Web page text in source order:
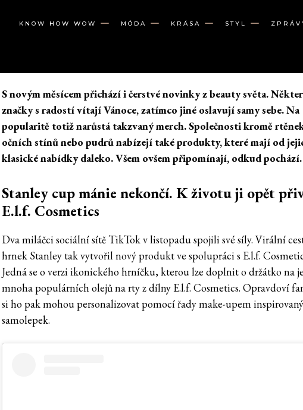
KNOW HOW WOW MÓDA KRÁSA STYL
S novým měsícem přichází i čerstvé novinky z beauty světa.
značky s radostí vítají Vánoce, zatímco jiné oslavují samy sebe. Na
popularitě totiž narůstá takzvaný merch. Společnosti kromě
očních stínů nebo pudrů nabízejí také produkty, které mají od
klasické nabídky daleko. Všem ovšem připomínají, odkud pochází.
Stanley cup mánie nekončí. K životu ji opět
E.l.f. Cosmetics
Dva miláčci sociální sítě TikTok v listopadu spojili své síly. Virální
hrnek Stanley tak vytvořil nový produkt ve spolupráci s E.l.f.
Jedná se o verzi ikonického hrníčku, kterou lze doplnit o držátko na
mnoha populárních olejů na rty z dílny E.l.f. Cosmetics. Opravdoví
si ho pak mohou personalizovat pomocí řady make-upem
samolepek.